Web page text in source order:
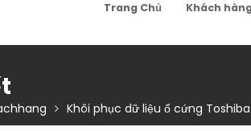
Trang Chủ Khách
Khôi phục dữ liệu ổ cứng